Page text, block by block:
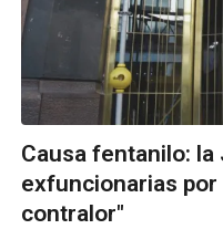
Causa fentanilo:
exfuncionarias
contralor"